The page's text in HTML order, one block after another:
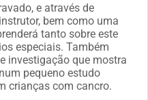
e através de
bem como uma
tanto sobre este
especiais. Também
investigação que mostra
pequeno estudo
crianças com cancro.